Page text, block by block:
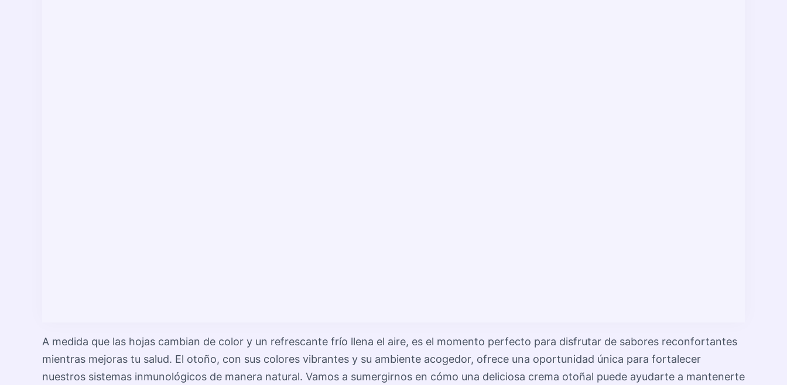
A medida que las hojas cambian de color y un refrescante frío llena el aire, es el momento perfecto para disfrutar de sabores reconfortantes
mientras mejoras tu salud. El otoño, con sus colores vibrantes y su ambiente acogedor, ofrece una oportunidad única para fortalecer
nuestros sistemas inmunológicos de manera natural. Vamos a sumergirnos en cómo una deliciosa crema otoñal puede ayudarte a mantenerte